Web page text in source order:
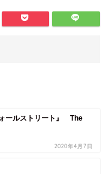
ォールストリート』 The
2020年4月7日